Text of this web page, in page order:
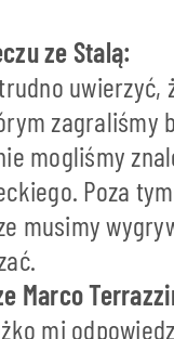
ze Stalą:
uwierzyć,
zagraliśmy
mogliśmy
Poza
musimy
Marco
mi